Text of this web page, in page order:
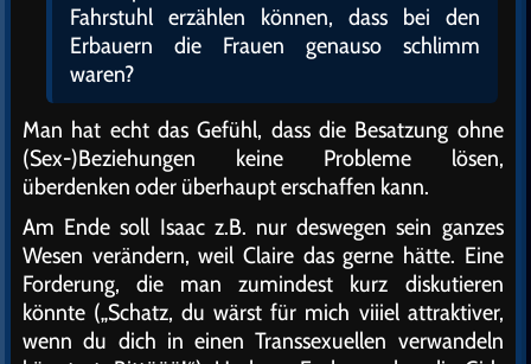
Fahrstuhl erzählen können, dass bei den
Erbauern die Frauen genauso schlimm
waren?
Man hat echt das Gefühl, dass die Besatzung ohne
(Sex-)Beziehungen keine Probleme lösen,
überdenken oder überhaupt erschaffen kann.
Am Ende soll Isaac z.B. nur deswegen sein ganzes
Wesen verändern, weil Claire das gerne hätte. Eine
Forderung, die man zumindest kurz diskutieren
könnte („Schatz, du wärst für mich viiiel attraktiver,
wenn du dich in einen Transsexuellen verwandeln